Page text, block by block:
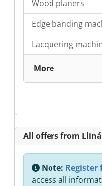
Wood planers
Edge banding
Lacquering
More
All offers from
Note: Register
access all